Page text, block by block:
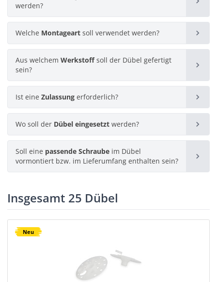
werden?
Beton
18 Produkte
Porenbeton
Vollziegel
Hochlochziegel
Kalksandvollstein
Welche Montageart soll verwendet werden?
Vorsteckmontage
Durchsteckmontage
Aus welchem Werkstoffsoll der Dübel gefertigt
sein?
Kunststoff
Metall
Ist eine Zulassung erforderlich?
Ja
Wo soll der Dübel eingesetzt werden?
Im Innenbereich
Soll eine passende Schraube im Dübel
vormontiert bzw. im Lieferumfang enthalten sein?
9 Produkte
Insgesamt 25 Dübel
Neu